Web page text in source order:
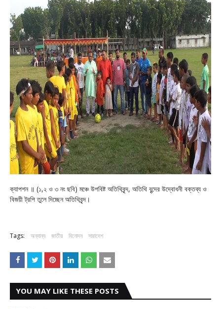
ক্যাপশন ॥ (১,২ ও ৩ নং ছবি) মঞ্চে উপবিষ্ট অতিথিবৃন্দ, অতিথি বৃন্দের উদ্বোধনী বক্তব্য ও
বিজয়ী ট্রপি তুলে দিচ্ছেন অতিথিবৃন্দ।
Tags: অন্যান্য জাতীয় বিনোদন সারাদেশ
YOU MAY LIKE THESE POSTS